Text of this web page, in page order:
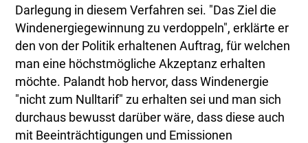
Darlegung in diesem Verfahren sei. "Das Ziel die
Windenergiegewinnung zu verdoppeln", erklärte er
den von der Politik erhaltenen Auftrag, für welchen
man eine höchstmögliche Akzeptanz erhalten
möchte. Palandt hob hervor, dass Windenergie
"nicht zum Nulltarif" zu erhalten sei und man sich
durchaus bewusst darüber wäre, dass diese auch
mit Beeinträchtigungen und Emissionen